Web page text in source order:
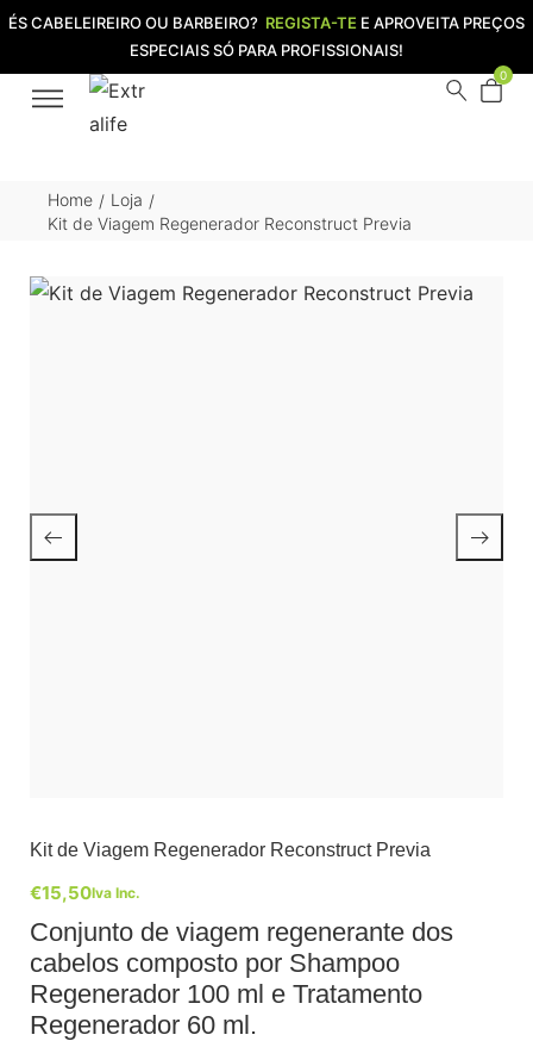
ÉS CABELEIREIRO OU BARBEIRO? REGISTA-TE E APROVEITA PREÇOS
ESPECIAIS SÓ PARA PROFISSIONAIS!
0
Home / Loja /
Kit de Viagem Regenerador Reconstruct Previa
Kit de Viagem Regenerador Reconstruct Previa
€15,50Iva Inc.
Conjunto de viagem regenerante dos
cabelos composto por Shampoo
Regenerador 100 ml e Tratamento
Regenerador 60 ml.